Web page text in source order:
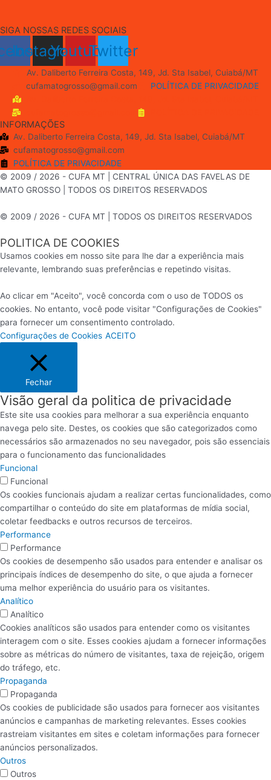
SIGA NOSSAS REDES SOCIAIS
Instagram
YoutubeTwitter
Av. Daliberto Ferreira Costa, 149, Jd. Sta Isabel, Cuiabá/MT
cufamatogrosso@gmail.com
POLÍTICA DE PRIVACIDADE
INFORMAÇÕES
Av. Daliberto Ferreira Costa, 149, Jd. Sta Isabel, Cuiabá/MT
cufamatogrosso@gmail.com
POLÍTICA DE PRIVACIDADE
© 2009 / 2026 - CUFA MT | CENTRAL ÚNICA DAS FAVELAS DE
MATO GROSSO | TODOS OS DIREITOS RESERVADOS
© 2009 / 2026 - CUFA MT | TODOS OS DIREITOS RESERVADOS
POLITICA DE COOKIES
Usamos cookies em nosso site para lhe dar a experiência mais
relevante, lembrando suas preferências e repetindo visitas.
Ao clicar em "Aceito", você concorda com o uso de TODOS os
cookies. No entanto, você pode visitar "Configurações de Cookies"
para fornecer um consentimento controlado.
Configurações de Cookies ACEITO
Fechar
Visão geral da politica de privacidade
Este site usa cookies para melhorar a sua experiência enquanto
navega pelo site. Destes, os cookies que são categorizados como
necessários são armazenados no seu navegador, pois são essenciais
para o funcionamento das funcionalidades
Funcional
Funcional
Os cookies funcionais ajudam a realizar certas funcionalidades, como
compartilhar o conteúdo do site em plataformas de mídia social,
coletar feedbacks e outros recursos de terceiros.
Performance
Performance
Os cookies de desempenho são usados ​​para entender e analisar os
principais índices de desempenho do site, o que ajuda a fornecer
uma melhor experiência do usuário para os visitantes.
Analítico
Analítico
Cookies analíticos são usados ​​para entender como os visitantes
interagem com o site. Esses cookies ajudam a fornecer informações
sobre as métricas do número de visitantes, taxa de rejeição, origem
do tráfego, etc.
Propaganda
Propaganda
Os cookies de publicidade são usados ​​para fornecer aos visitantes
anúncios e campanhas de marketing relevantes. Esses cookies
rastreiam visitantes em sites e coletam informações para fornecer
anúncios personalizados.
Outros
Outros